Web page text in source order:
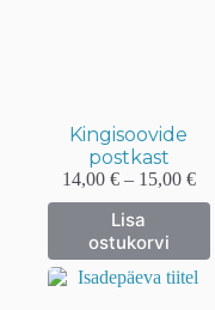
Kingisoovide
postkast
14,00 € – 15,00 €
Lisa
ostukorvi
Sellel
tootel
on
mitu